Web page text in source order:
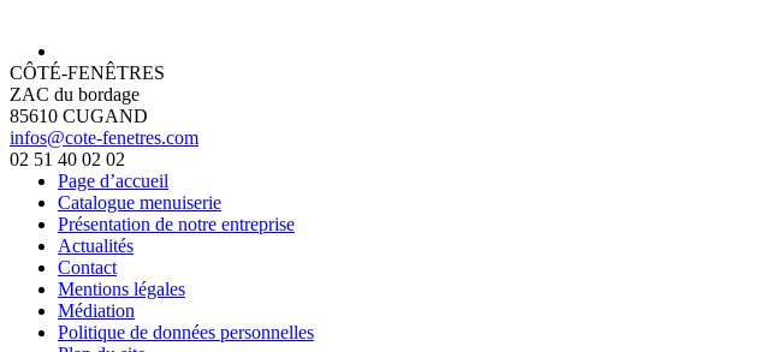
CÔTÉ-FENÊTRES
ZAC du bordage
85610 CUGAND
infos@cote-fenetres.com
02 51 40 02 02
Page d’accueil
Catalogue menuiserie
Présentation de notre entreprise
Actualités
Contact
Mentions légales
Médiation
Politique de données personnelles